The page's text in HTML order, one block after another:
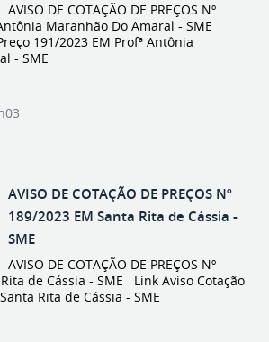
AVISO DE COTAÇÃO DE PREÇOS Nº
Maranhão Do Amaral - SME
191/2023 EM Profª Antônia
- SME
AVISO DE COTAÇÃO DE PREÇOS Nº
189/2023 EM Santa Rita de Cássia -
SME
AVISO DE COTAÇÃO DE PREÇOS Nº
de Cássia - SME Link Aviso Cotação
Rita de Cássia - SME